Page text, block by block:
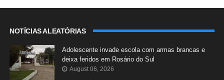
NOTÍCIAS ALEATÓRIAS
Adolescente invade escola com armas brancas e
deixa feridos em Rosário do Sul
August 06, 2026